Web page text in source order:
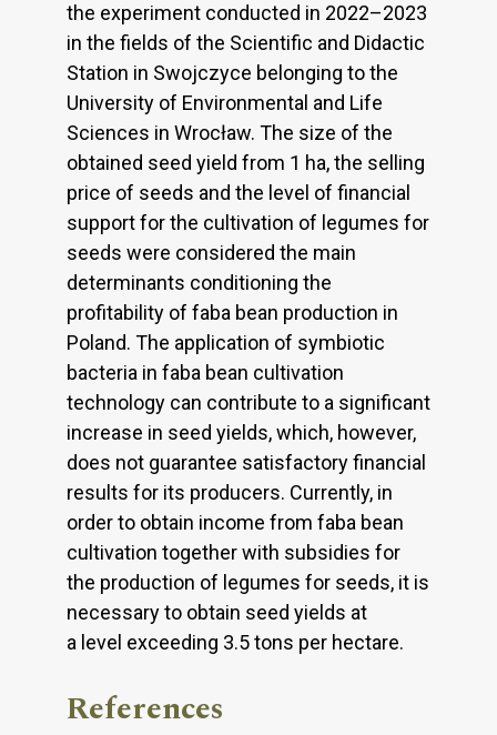
the experiment conducted in 2022–2023
in the fields of the Scientific and Didactic
Station in Swojczyce belonging to the
University of Environmental and Life
Sciences in Wrocław. The size of the
obtained seed yield from 1 ha, the selling
price of seeds and the level of financial
support for the cultivation of legumes for
seeds were considered the main
determinants conditioning the
profitability of faba bean production in
Poland. The application of symbiotic
bacteria in faba bean cultivation
technology can contribute to a significant
increase in seed yields, which, however,
does not guarantee satisfactory financial
results for its producers. Currently, in
order to obtain income from faba bean
cultivation together with subsidies for
the production of legumes for seeds, it is
necessary to obtain seed yields at
a level exceeding 3.5 tons per hectare.
References